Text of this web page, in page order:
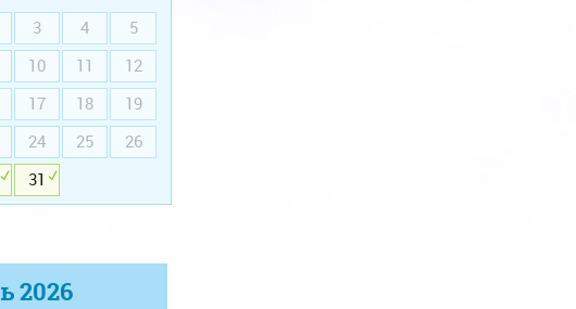
3 4
5
10 11
12
17 18
19
24 25
26
31
2026